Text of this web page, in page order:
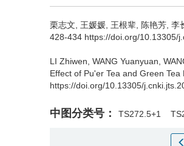
栗志文, 王媛媛, 王根辈, 陈艳芳, 李
428-434 https://doi.org/10.13305/
LI Zhiwen, WANG Yuanyuan,
Effect of Pu'er Tea and Green Tea
https://doi.org/10.13305/
中图分类号： TS272.5+1